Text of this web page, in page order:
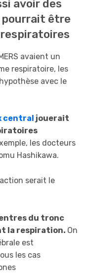
avoir des
être
avaient un
respiratoire, les
avec le
central jouerait
les docteurs
Hashikawa.
serait le
du tronc
la respiration. On
est
les cas